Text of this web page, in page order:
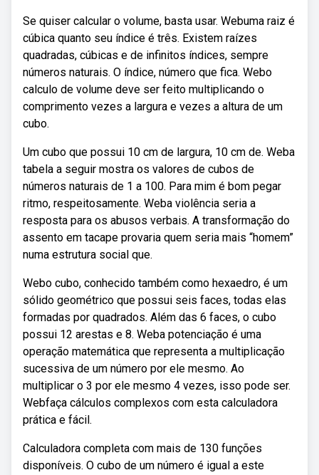
Se quiser calcular o volume, basta usar. Webuma raiz é
cúbica quanto seu índice é três. Existem raízes
quadradas, cúbicas e de infinitos índices, sempre
números naturais. O índice, número que fica. Webo
calculo de volume deve ser feito multiplicando o
comprimento vezes a largura e vezes a altura de um
cubo.
Um cubo que possui 10 cm de largura, 10 cm de. Weba
tabela a seguir mostra os valores de cubos de
números naturais de 1 a 100. Para mim é bom pegar
ritmo, respeitosamente. Weba violência seria a
resposta para os abusos verbais. A transformação do
assento em tacape provaria quem seria mais “homem”
numa estrutura social que.
Webo cubo, conhecido também como hexaedro, é um
sólido geométrico que possui seis faces, todas elas
formadas por quadrados. Além das 6 faces, o cubo
possui 12 arestas e 8. Weba potenciação é uma
operação matemática que representa a multiplicação
sucessiva de um número por ele mesmo. Ao
multiplicar o 3 por ele mesmo 4 vezes, isso pode ser.
Webfaça cálculos complexos com esta calculadora
prática e fácil.
Calculadora completa com mais de 130 funções
disponíveis. O cubo de um número é igual a este